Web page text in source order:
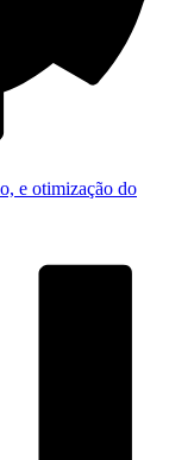
e otimização do